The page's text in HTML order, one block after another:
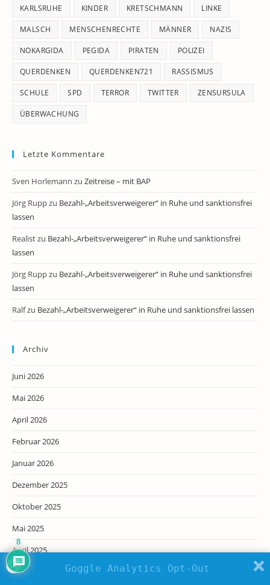
KARLSRUHE KINDER KRETSCHMANN LINKE
MALSCH MENSCHENRECHTE MÄNNER NAZIS
NOKARGIDA PEGIDA PIRATEN POLIZEI
QUERDENKEN QUERDENKEN721 RASSISMUS
SCHULE SPD TERROR TWITTER ZENSURSULA
ÜBERWACHUNG
Letzte Kommentare
Sven Horlemann zu Zeitreise – mit BAP
Jörg Ruppzu Bezahl-„Arbeitsverweigerer“ in Ruhe und sanktionsfrei
lassen
Realistzu Bezahl-„Arbeitsverweigerer“ in Ruhe und sanktionsfrei
lassen
Jörg Ruppzu Bezahl-„Arbeitsverweigerer“ in Ruhe und sanktionsfrei
lassen
Ralfzu Bezahl-„Arbeitsverweigerer“ in Ruhe und sanktionsfrei lassen
Archiv
Juni 2026
Mai 2026
April 2026
Februar 2026
Januar 2026
Dezember 2025
Oktober 2025
Mai 2025
April 2025
März 2025
Goggle Analytics Opt-Out
8